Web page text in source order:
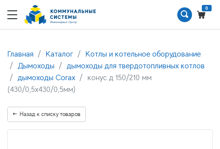
0
Главная Каталог
Котлы и котельное оборудование
Дымоходы
дымоходы для твердотопливных котлов
дымоходы Corax
конус д 150/210 мм
(430/0,5х430/0,5мм)
Назад к списку товаров